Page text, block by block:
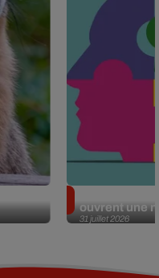
31 juillet 2026
ouvrent une